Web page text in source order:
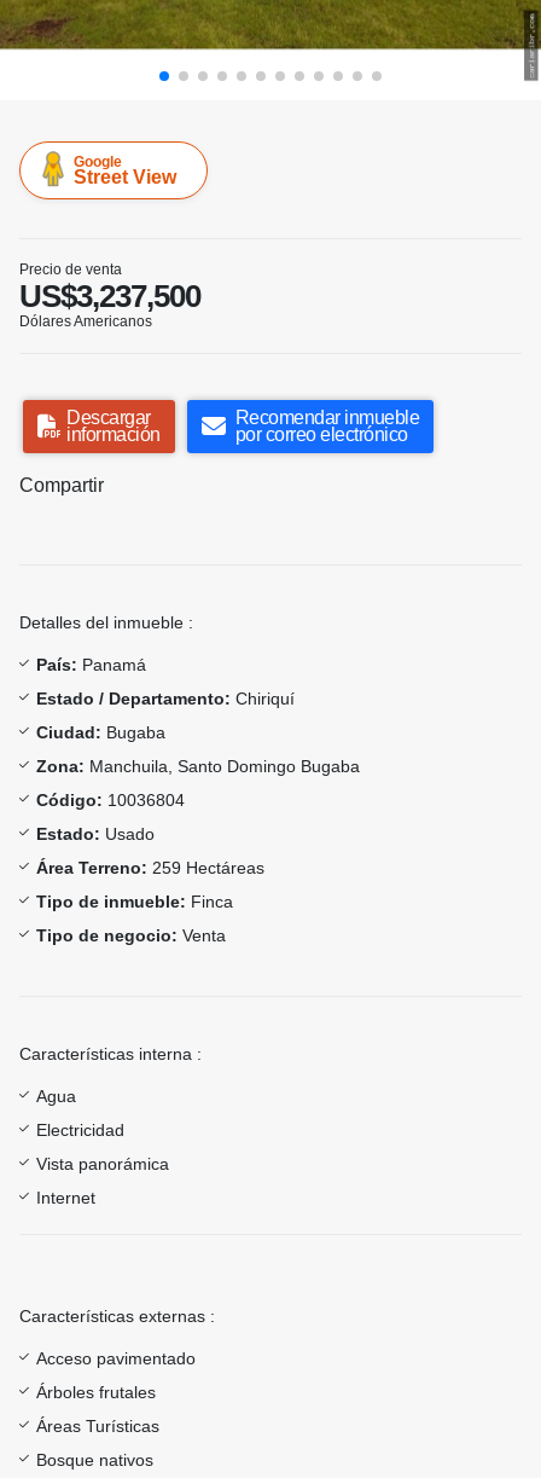
Google
Street View
Precio de venta
US$3,237,500
Dólares Americanos
Descargar
información
Recomendar inmueble
por correo electrónico
Compartir
Detalles del inmueble :
País: Panamá
Estado / Departamento: Chiriquí
Ciudad: Bugaba
Zona: Manchuila, Santo Domingo Bugaba
Código: 10036804
Estado: Usado
Área Terreno: 259 Hectáreas
Tipo de inmueble: Finca
Tipo de negocio: Venta
Características interna :
Agua
Electricidad
Vista panorámica
Internet
Características externas :
Acceso pavimentado
Árboles frutales
Áreas Turísticas
Bosque nativos